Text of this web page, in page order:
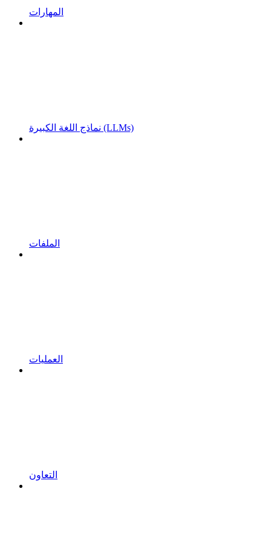
المهارات
نماذج اللغة الكبيرة (LLMs)
الملفات
العمليات
التعاون